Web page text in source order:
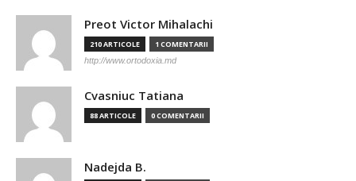
Preot Victor Mihalachi
210 ARTICOLE 1 COMENTARII
http://www.ortodoxia.md
Cvasniuc Tatiana
88 ARTICOLE 0 COMENTARII
Nadejda B.